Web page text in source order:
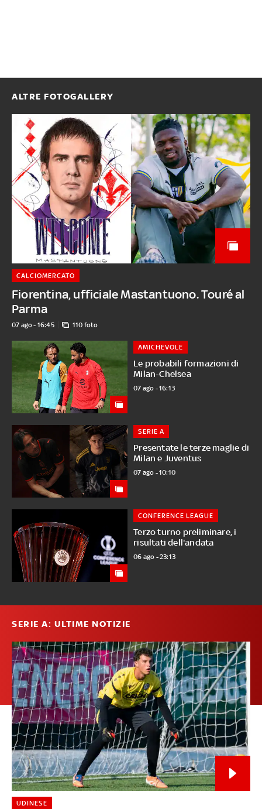
ALTRE FOTOGALLERY
Fiorentina, ufficiale Mastantuono. Touré al
Parma
CALCIOMERCATO
07 ago - 16:45 110 foto
Le probabili formazioni di
Milan-Chelsea
AMICHEVOLE
07 ago - 16:13
Presentate le terze maglie di
Milan e Juventus
SERIE A
07 ago - 10:10
Terzo turno preliminare, i
risultati dell'andata
CONFERENCE LEAGUE
06 ago - 23:13
SERIE A: ULTIME NOTIZIE
UDINESE